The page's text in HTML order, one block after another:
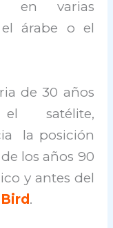
en varias
árabe o el
de 30 años
satélite,
la posición
los años 90
y antes del
.